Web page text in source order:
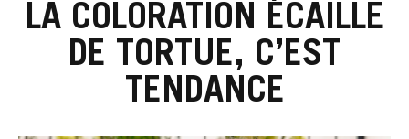
LA COLORATION ÉCAILLE
DE TORTUE, C’EST
TENDANCE